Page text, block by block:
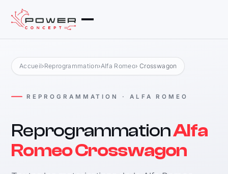
Accueil›Reprogrammation›Alfa Romeo› Crosswagon
REPROGRAMMATION · ALFA ROMEO
ReprogrammationAlfa
Romeo Crosswagon